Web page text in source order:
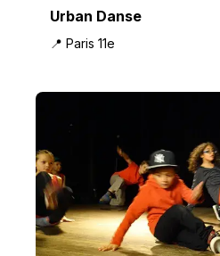
Urban Danse
📍 Paris 11e